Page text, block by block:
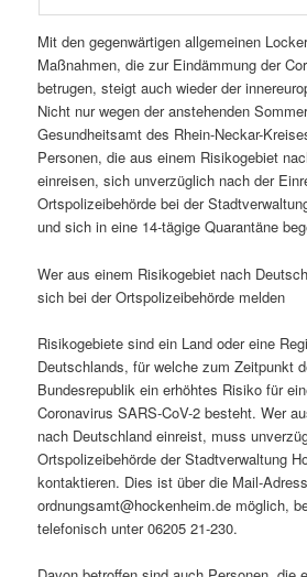
Mit den gegenwärtigen allgemeinen
Maßnahmen, die zur Eindämmung der
betrugen, steigt auch wieder der
Nicht nur wegen der anstehenden
Gesundheitsamt des Rhein-Neckar-
Personen, die aus einem Risikogebiet
einreisen, sich unverzüglich nach der
Ortspolizeibehörde bei der
und sich in eine 14-tägige Quarantäne
Wer aus einem Risikogebiet nach
sich bei der Ortspolizeibehörde melden
Risikogebiete sind ein Land oder eine
Deutschlands, für welche zum Zeitpunkt
Bundesrepublik ein erhöhtes Risiko für
Coronavirus SARS-CoV-2 besteht. Wer
nach Deutschland einreist, muss
Ortspolizeibehörde der Stadtverwaltung
kontaktieren. Dies ist über die Mail-
ordnungsamt@hockenheim.de möglich,
telefonisch unter 06205 21-230.